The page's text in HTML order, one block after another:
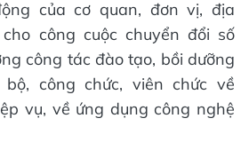
của cơ quan, đơn vị, địa
công cuộc chuyển đổi số
công tác đào tạo, bồi dưỡng
công chức, viên chức về
vụ, về ứng dụng công nghệ